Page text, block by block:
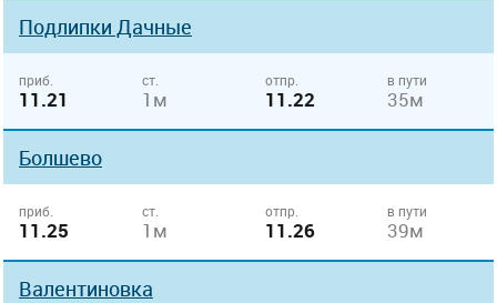
Подлипки Дачные
приб.
11.21
ст.
1м
отпр.
11.22
в пути
35м
Болшево
приб.
11.25
ст.
1м
отпр.
11.26
в пути
39м
Валентиновка